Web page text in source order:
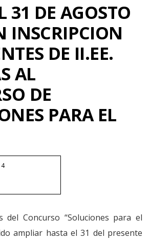
31 DE AGOSTO
INSCRIPCION
DE II.EE.
AL
DE
PARA EL
del Concurso “Soluciones para el
ampliar hasta el 31 del presente